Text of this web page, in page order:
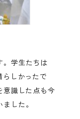
学生たちは
らしかったで
意識した点も今
した。